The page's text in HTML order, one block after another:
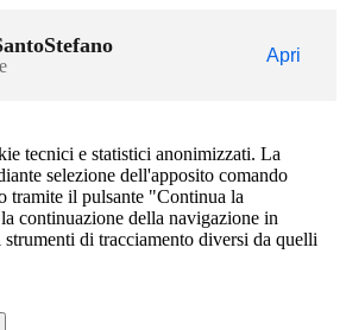
Apri
tecnici e statistici anonimizzati. La
selezione dell'apposito comando
tramite il pulsante "Continua la
continuazione della navigazione in
di tracciamento diversi da quelli